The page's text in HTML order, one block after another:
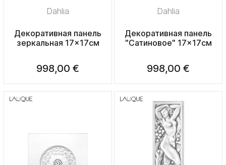
Dahlia
Декоративная панель
зеркальная 17x17см
998,00 €
Dahlia
Декоративная панель
"Сатиновое" 17x17см
998,00 €